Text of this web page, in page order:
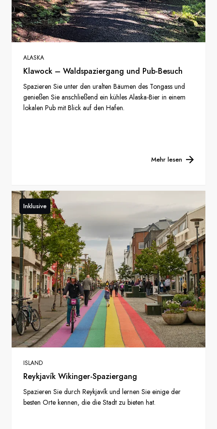
ALASKA
Klawock – Waldspaziergang und Pub-Besuch
Spazieren Sie unter den uralten Bäumen des Tongass und
genießen Sie anschließend ein kühles Alaska-Bier in einem
lokalen Pub mit Blick auf den Hafen.
Mehr lesen
Inklusive
ISLAND
Reykjavík Wikinger-Spaziergang
Spazieren Sie durch Reykjavík und lernen Sie einige der
besten Orte kennen, die die Stadt zu bieten hat.